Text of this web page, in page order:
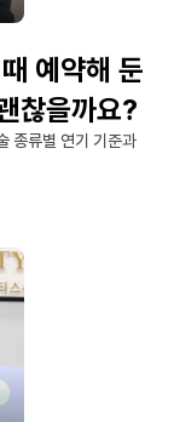
예약해 둔
찮을까요?
종류별 연기 기준과